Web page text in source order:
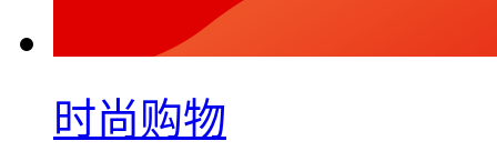
时尚购物